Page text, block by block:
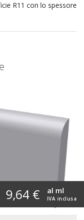
R11 con lo spessore
9,64 € IVA inclusa
al ml